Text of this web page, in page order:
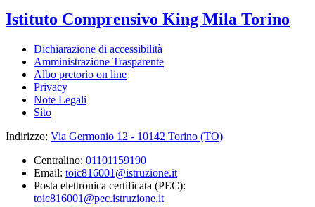
Istituto Comprensivo King Mila Torino
Dichiarazione di accessibilità
Amministrazione Trasparente
Albo pretorio on line
Privacy
Note Legali
Sito
Indirizzo: Via Germonio 12 - 10142 Torino (TO)
Centralino: 01101159190
Email: toic816001@istruzione.it
Posta elettronica certificata (PEC):
toic816001@pec.istruzione.it